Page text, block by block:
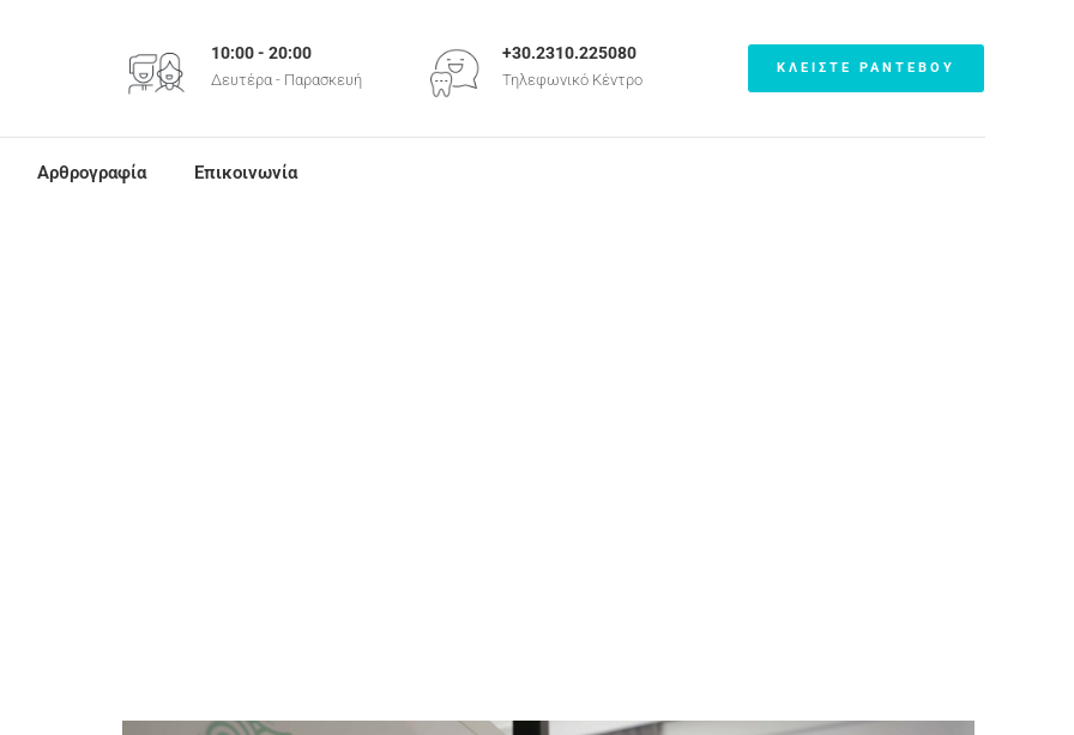
10:00 - 20:00
Δευτέρα - Παρασκευή
+30.2310.225080
Τηλεφωνικό Κέντρο
ΚΛΕΙΣΤΕ ΡΑΝΤΕΒΟΥ
Αρθρογραφία Επικοινωνία